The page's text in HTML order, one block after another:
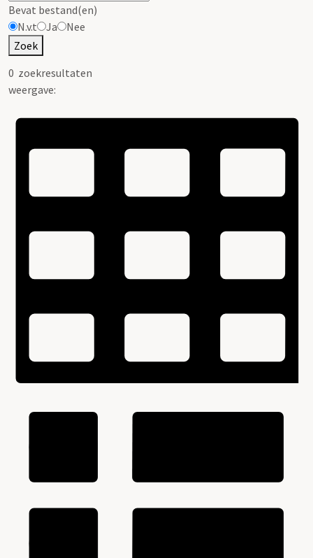
Bevat bestand(en)
N.v.t
Ja
Nee
Zoek
0 zoekresultaten
weergave: